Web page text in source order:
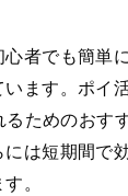
者でも簡単
ます。ポイ
るためのおす
は短期間で
。